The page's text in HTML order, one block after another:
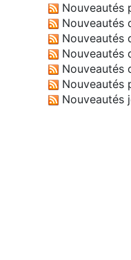
Nouveautés
Nouveautés
Nouveautés
Nouveautés
Nouveautés
Nouveautés
Nouveautés